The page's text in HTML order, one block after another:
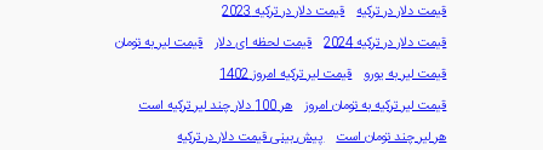
قیمت دلار در ترکیه قیمت دلار در ترکیه 2023
قیمت دلار در ترکیه 2024
قیمت لحظه ای دلار
قیمت لیر به تومان
قیمت لیر به یورو قیمت لیر ترکیه امروز 1402
قیمت لیر ترکیه به تومان امروز
هر 100 دلار چند لیر ترکیه است
هر لیر چند تومان است پیش بینی قیمت دلار در ترکیه